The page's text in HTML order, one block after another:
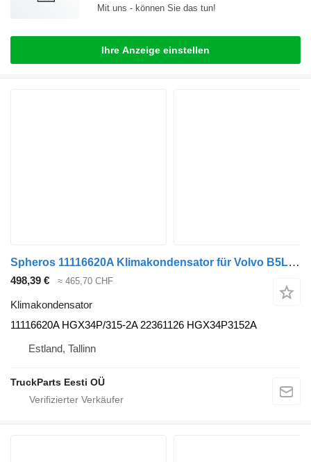
Mit uns - können Sie das tun!
Ihre Anzeige einstellen
Spheros 11116620A Klimakondensator für Volvo B5LH, B0E (2008-) Bus
498,39 € ≈ 465,70 CHF
Klimakondensator
11116620A HGX34P/315-2A 22361126 HGX34P3152A
Estland, Tallinn
TruckParts Eesti OÜ